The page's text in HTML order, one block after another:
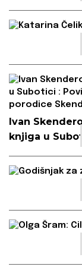
Ivan
knjiga u